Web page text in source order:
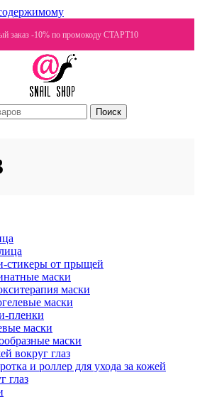
заказ -10% по промокоду СТАРТ10
Поиск
стикеры от прыщей
маски
маски
маски
пленки
маски
маски
вокруг глаз
и роллер для ухода за кожей
глаз